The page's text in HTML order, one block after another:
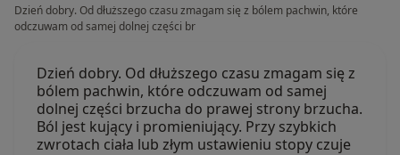
Dzień dobry. Od dłuższego czasu zmagam się z bólem pachwin, które
odczuwam od samej dolnej części br
Dzień dobry. Od dłuższego czasu zmagam się z
bólem pachwin, które odczuwam od samej
dolnej części brzucha do prawej strony brzucha.
Ból jest kujący i promieniujący. Przy szybkich
zwrotach ciała lub złym ustawieniu stopy czuje